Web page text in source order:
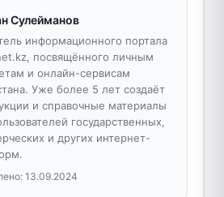
Сулейманов
информационного портала
посвящённого личным
и онлайн-сервисам
Уже более 5 лет создаёт
и справочные материалы
государственных,
и других интернет-
13.09.2024